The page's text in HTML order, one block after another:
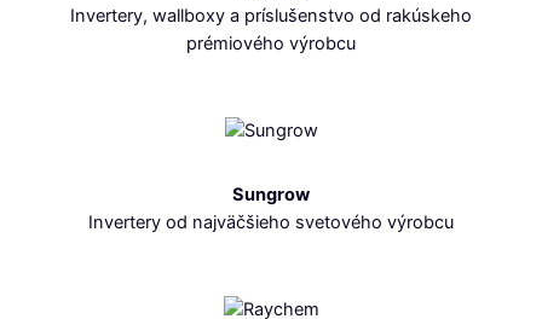
Invertery, wallboxy a príslušenstvo od rakúskeho
prémiového výrobcu
Sungrow
Invertery od najväčšieho svetového výrobcu